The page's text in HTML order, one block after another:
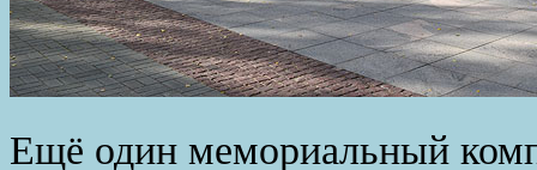
Ещё один мемориальный